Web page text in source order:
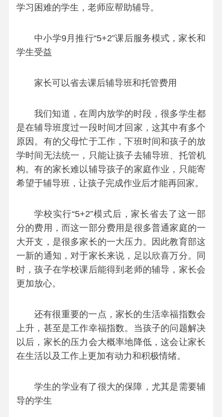
学习困难的学生，老师应帮助辅导。
中小学9月推行“5+2”课后服务模式，家长和
学生受益
家长可以省去课后辅导班和托管费用
我们知道，在周内放学的时段，很多学生都
是在辅导班度过一段时间才回家，这其中有多个
原因。有的父母忙于工作，下班时间和孩子的放
学时间无法统一，只能让孩子去辅导班、托管机
构。有的家长难以辅导孩子的家庭作业，只能寄
希望于辅导班，让孩子完成作业后才能再回家。
学校实行“5+2”模式后，家长省去了这一部
分的费用，而这一部分费用是很多普通家庭的一
大开支，是很多家长的一大压力。因此教育部这
一新的通知，对于家长来说，足以欣喜万分。同
时，孩子在学校课后能得到老师的辅导，家长会
更加放心。
还有很重要的一点，家长的生活幸福指数会
上升，甚至是工作幸福指数。当孩子的问题解决
以后，家长的压力会大概率地降低，这会让家长
在生活以及工作上更加有动力和积极情绪。
学生的学业有了很大的保障，尤其是需要辅
导的学生